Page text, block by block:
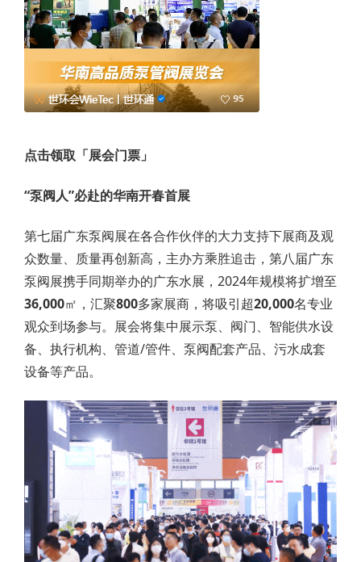
点击领取「展会门票」
“泵阀人”必赴的华南开春首展
第七届广东泵阀展在各合作伙伴的大力支持下展商及观
众数量、质量再创新高，主办方乘胜追击，第八届广东
泵阀展携手同期举办的广东水展，2024年规模将扩增至
36,000㎡，汇聚800多家展商，将吸引超20,000名专业
观众到场参与。展会将集中展示泵、阀门、智能供水设
备、执行机构、管道/管件、泵阀配套产品、污水成套
设备等产品。